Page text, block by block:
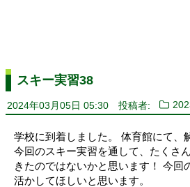
スキー実習38
2024年03月05日 05:30 投稿者:
学校に到着しました。 体育館にて、
今回のスキー実習を通して、たくさ
きたのではないかと思います！ 今回
活かしてほしいと思います。